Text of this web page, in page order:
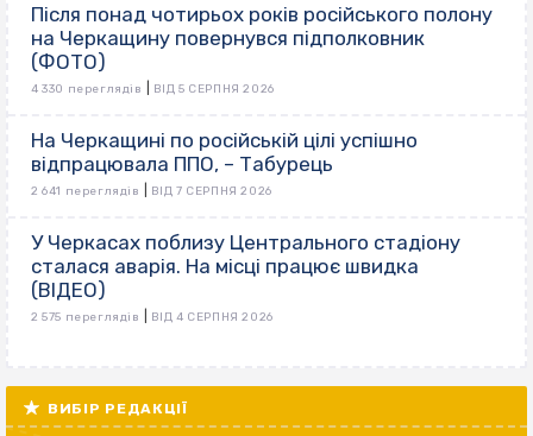
Після понад чотирьох років російського полону
на Черкащину повернувся підполковник
(ФОТО)
4 330 переглядів ВІД 5 СЕРПНЯ 2026
На Черкащині по російській цілі успішно
відпрацювала ППО, – Табурець
2 641 переглядів ВІД 7 СЕРПНЯ 2026
У Черкасах поблизу Центрального стадіону
сталася аварія. На місці працює швидка
(ВІДЕО)
2 575 переглядів ВІД 4 СЕРПНЯ 2026
ВИБІР РЕДАКЦІЇ